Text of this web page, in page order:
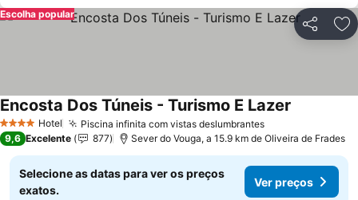
Partilhar
Escolha popular
4 EstrelasHotel Piscina infinita com vistas deslumbrantesVer preços
Encosta Dos Túneis - Turismo E Lazer
9,6 Excelente 877 Sever do Vouga, a 15.9 km de Oliveira de Frades
Selecione as datas para ver os preços
exatos.
Ver preços